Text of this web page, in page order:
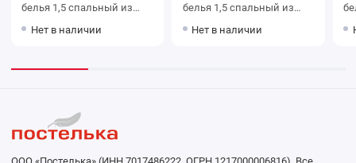
белья 1,5 спальный из
70х70 2 шт Цветы Luxor
Нет в наличии
белья 1,5 спальный из
70х70 2 шт Цветы Luxor
Нет в наличии
белья